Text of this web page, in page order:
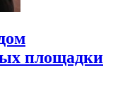
площадки